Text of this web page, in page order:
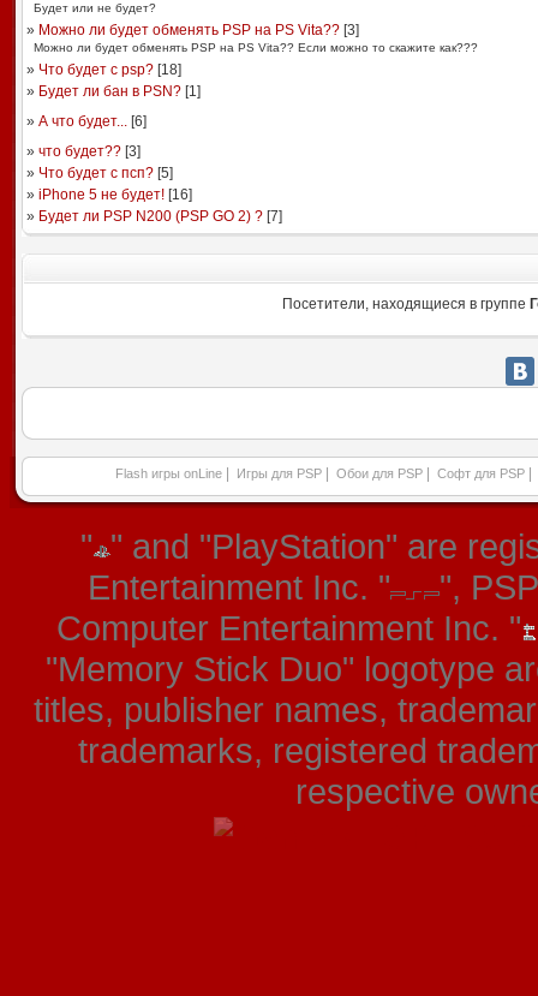
Будет или не будет?
» Можно ли будет обменять PSP на PS Vita??[3]
Можно ли будет обменять PSP на PS Vita?? Если можно то скажите как???
» Что будет с psp?[18]
» Будет ли бан в PSN?[1]
» А что будет...[6]
» что будет??[3]
» Что будет с псп?[5]
» iPhone 5 не будет![16]
» Будет ли PSP N200 (PSP GO 2) ?[7]
Посетители, находящиеся в группе
Flash игры onLine Игры для PSP Обои для PSP Софт для PSP
" " and "PlayStation" are
Entertainment Inc. "
",
Computer Entertainment Inc. "
"Memory Stick Duo" logotype
titles, publisher names,
trademarks, registered
respective